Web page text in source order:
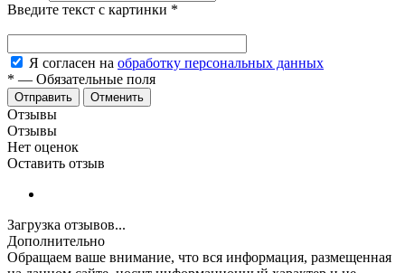
Введите текст с картинки *
Я согласен на обработку персональных данных
* — Обязательные поля
Отменить
Отзывы
Отзывы
Нет оценок
Оставить отзыв
Загрузка отзывов...
Дополнительно
Обращаем ваше внимание, что вся информация, размещенная